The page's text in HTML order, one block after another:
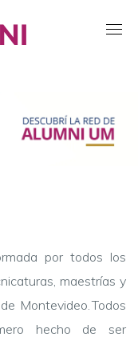
por todos los
maestrías y
Montevideo. Todos
hecho de ser